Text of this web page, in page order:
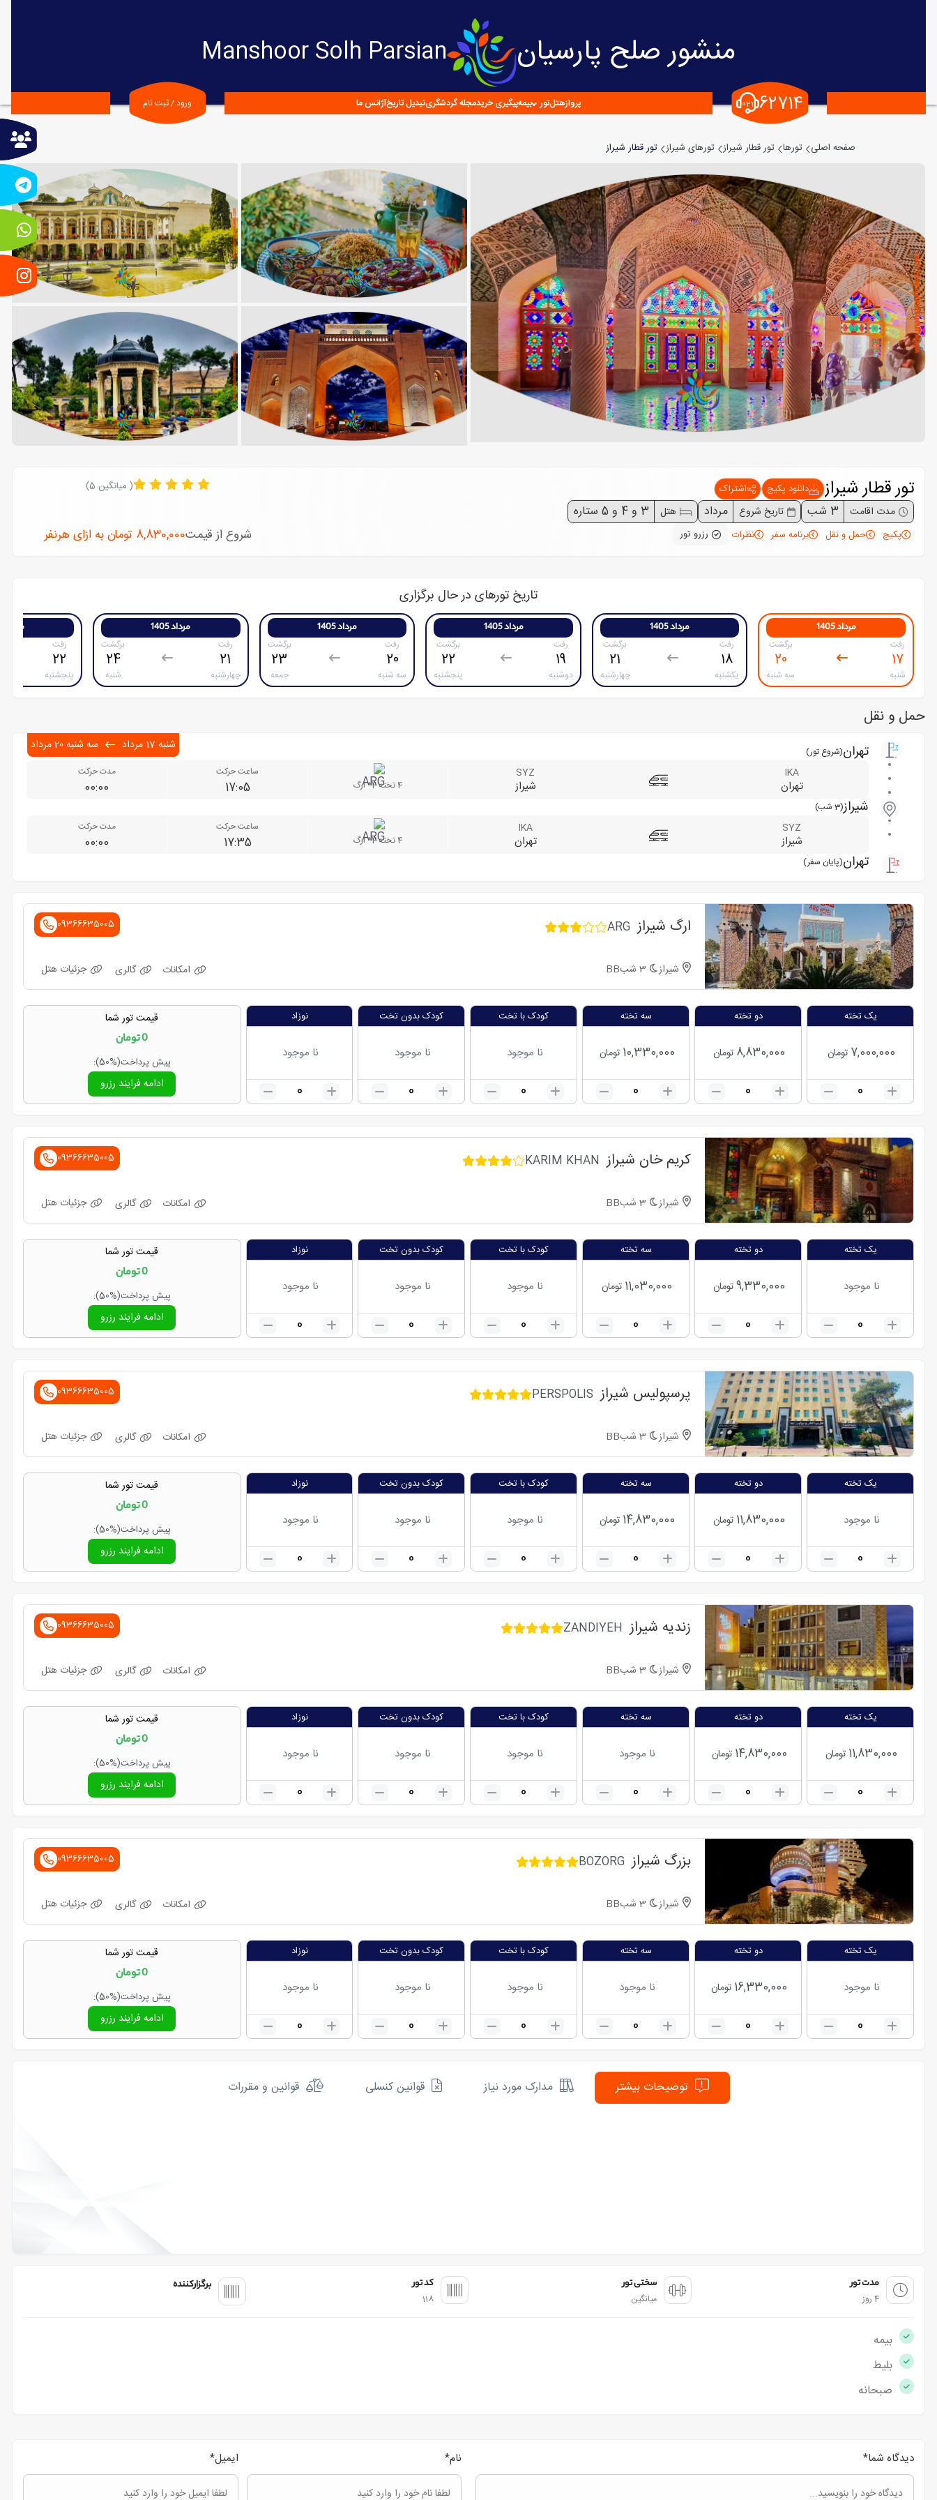
منشور صلح پارسیان Manshoor Solh Parsian
62714
021 پروازهتلتور بیمهپیگیری خریدمجله گردشگریتبدیل تاریخآژانس ما ورود / ثبت نام
صفحه اصلی تورها تور قطار شیراز تورهای شیراز تور قطار شیراز
تور قطار شیراز دانلود پکیج اشتراک
مدت اقامت 3 شب تاریخ شروع مرداد هتل 3 و 4 و 5 ستاره
پکیج حمل و نقل برنامه سفر نظرات رزرو تور
( میانگین 5)
شروع از قیمت8,830,000 تومانبه ازای هرنفر
تاریخ‌ تورهای در حال برگزاری
مرداد 1405
رفت
17
شنبه
برگشت
20
سه شنبه
مرداد 1405
رفت
18
یکشنبه
برگشت
21
چهارشنبه
مرداد 1405
رفت
19
دوشنبه
برگشت
22
پنجشنبه
مرداد 1405
رفت
20
سه شنبه
برگشت
23
جمعه
مرداد 1405
رفت
21
چهارشنبه
برگشت
24
شنبه
مرداد 1405
رفت
22
پنجشنبه
حمل و نقل
شنبه 17 مرداد سه شنبه 20 مرداد تهران(شروع تور)
IKA
تهران
SYZ
شیراز 4 تخته 4* ارگ
ساعت حرکت
17:05
مدت حرکت
00:00
شیراز(3 شب)
SYZ
شیراز
IKA
تهران 4 تخته 4* ارگ
ساعت حرکت
17:35
مدت حرکت
00:00
تهران(پایان سفر)
ارگ شیراز ARG
09366635005
شیراز 3 شبBB امکانات گالری جزئیات هتل
یک تخته
7,000,000 تومان
0
دو تخته
8,830,000 تومان
0
سه تخته
10,330,000 تومان
0
کودک با تخت
نا موجود
0
کودک بدون تخت
نا موجود
0
نوزاد
نا موجود
0
قیمت تور شما
0تومان
پیش پرداخت(50%)
:
ادامه فرایند رزرو
کریم خان شیراز KARIM KHAN
09366635005
شیراز 3 شبBB امکانات گالری جزئیات هتل
یک تخته
نا موجود
0
دو تخته
9,330,000تومان
0
سه تخته
11,030,000 تومان
0
کودک با تخت
نا موجود
0
کودک بدون تخت
نا موجود
0
نوزاد
نا موجود
0
قیمت تور شما
0تومان
پیش پرداخت(50%)
:
ادامه فرایند رزرو
پرسپولیس شیراز PERSPOLIS
09366635005
شیراز 3 شبBB امکانات گالری جزئیات هتل
یک تخته
نا موجود
0
دو تخته
11,830,000 تومان
0
سه تخته
14,830,000 تومان
0
کودک با تخت
نا موجود
0
کودک بدون تخت
نا موجود
0
نوزاد
نا موجود
0
قیمت تور شما
0تومان
پیش پرداخت(50%)
:
ادامه فرایند رزرو
زندیه شیراز ZANDIYEH
09366635005
شیراز 3 شبBB امکانات گالری جزئیات هتل
یک تخته
11,830,000 تومان
0
دو تخته
14,830,000 تومان
0
سه تخته
نا موجود
0
کودک با تخت
نا موجود
0
کودک بدون تخت
نا موجود
0
نوزاد
نا موجود
0
قیمت تور شما
0تومان
پیش پرداخت(50%)
:
ادامه فرایند رزرو
بزرگ شیراز BOZORG
09366635005
شیراز 3 شبBB امکانات گالری جزئیات هتل
یک تخته
نا موجود
0
دو تخته
16,330,000 تومان
0
سه تخته
نا موجود
0
کودک با تخت
نا موجود
0
کودک بدون تخت
نا موجود
0
نوزاد
نا موجود
0
قیمت تور شما
0تومان
پیش پرداخت(50%)
:
ادامه فرایند رزرو
توضیحات بیشتر مدارک مورد نیاز قوانین کنسلی قوانین و مقررات
مدت تور
4 روز
سختی تور
میانگین
کد تور
118
برگزارکننده
بیمه
بلیط
صبحانه
دیدگاه شما* نام* ایمیل*